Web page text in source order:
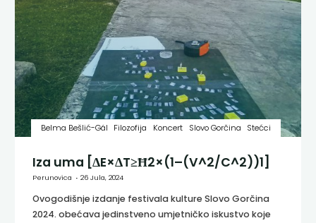
Belma Bešlić-Gál Filozofija Koncert Slovo Gorčina Stećci
Iza uma [ΔE×ΔT≥Ħ2×(1–(V^2/C^2))1]
Perunovica 26 Jula, 2024
Ovogodišnje izdanje festivala kulture Slovo Gorčina
2024. obećava jedinstveno umjetničko iskustvo koje